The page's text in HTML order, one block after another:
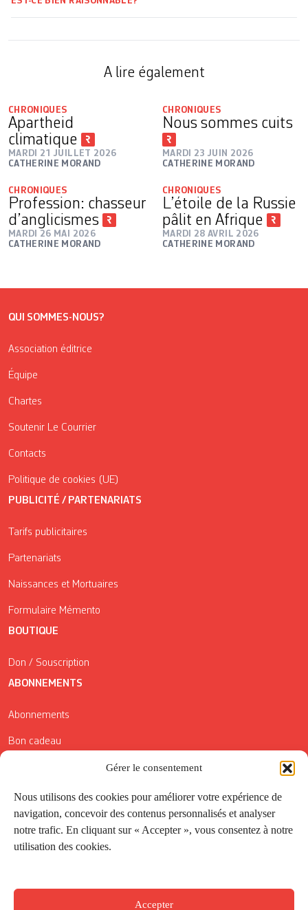
Gérer le consentement
Nous utilisons des cookies pour améliorer votre expérience de
navigation, concevoir des contenus personnalisés et analyser
notre trafic. En cliquant sur « Accepter », vous consentez à notre
utilisation des cookies.
Accepter
A lire également
CHRONIQUES
Apartheid
climatique
MARDI 21 JUILLET 2026
CATHERINE MORAND
CHRONIQUES
Nous sommes cuits
MARDI 23 JUIN 2026
CATHERINE MORAND
CHRONIQUES
Profession: chasseur
d’anglicismes
MARDI 26 MAI 2026
CATHERINE MORAND
CHRONIQUES
L’étoile de la Russie
pâlit en Afrique
MARDI 28 AVRIL 2026
CATHERINE MORAND
QUI SOMMES-NOUS?
Association éditrice
Équipe
Chartes
Soutenir Le Courrier
Contacts
Politique de cookies (UE)
PUBLICITÉ / PARTENARIATS
Tarifs publicitaires
Partenariats
Naissances et Mortuaires
Formulaire Mémento
BOUTIQUE
Don / Souscription
ABONNEMENTS
Abonnements
Bon cadeau
Conditions générales de vente
Réductions de la Carte Côté Courrier
Application